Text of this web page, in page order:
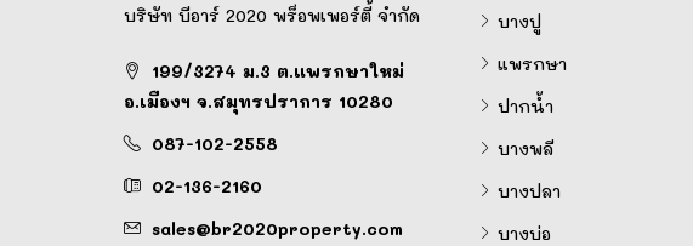
บริษัท บีอาร์ 2020 พร็อพเพอร์ตี้ จำกัด
199/3274 ม.3 ต.แพรกษาใหม่
อ.เมืองฯ จ.สมุทรปราการ 10280
087-102-2558
02-136-2160
sales@br2020property.com
บางปู
แพรกษา
ปากน้ำ
บางพลี
บางปลา
บางบ่อ